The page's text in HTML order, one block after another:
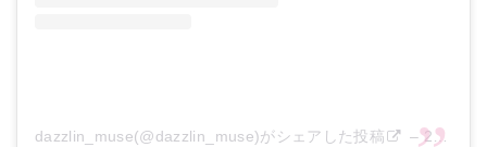
dazzlin_muse(@dazzlin_muse)がシェアした投稿 –2020年 5月月6日午前2時55分PDT